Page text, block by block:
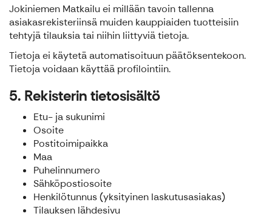
Jokiniemen Matkailu ei millään tavoin tallenna
asiakasrekisteriinsä muiden kauppiaiden tuotteisiin
tehtyjä tilauksia tai niihin liittyviä tietoja.
Tietoja ei käytetä automatisoituun päätöksentekoon.
Tietoja voidaan käyttää profilointiin.
5. Rekisterin tietosisältö
Etu- ja sukunimi
Osoite
Postitoimipaikka
Maa
Puhelinnumero
Sähköpostiosoite
Henkilötunnus (yksityinen laskutusasiakas)
Tilauksen lähdesivu